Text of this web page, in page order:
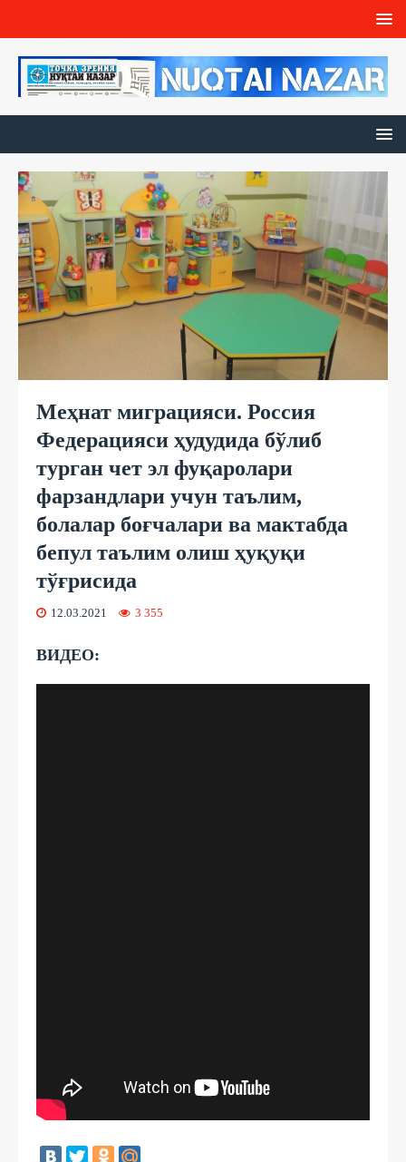
Меҳнат миграцияси. Россия
Федерацияси ҳудудида бўлиб
турган чет эл фуқаролари
фарзандлари учун таълим,
болалар боғчалари ва мактабда
бепул таълим олиш ҳуқуқи
тўғрисида
12.03.2021 3 355
ВИДЕО: